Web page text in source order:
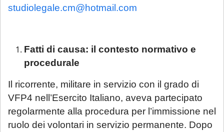
studiolegale.cm@hotmail.com
Fatti di causa: il contesto normativo e
procedurale
Il ricorrente, militare in servizio con il grado di
VFP4 nell’Esercito Italiano, aveva partecipato
regolarmente alla procedura per l’immissione nel
ruolo dei volontari in servizio permanente. Dopo